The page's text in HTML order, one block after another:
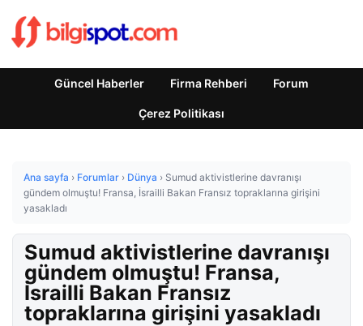
Güncel Haberler Firma Rehberi Forum
Çerez Politikası
Ana sayfa › Forumlar › Dünya › Sumud aktivistlerine davranışı
gündem olmuştu! Fransa, İsrailli Bakan Fransız topraklarına girişini
yasakladı
Sumud aktivistlerine davranışı
gündem olmuştu! Fransa,
İsrailli Bakan Fransız
topraklarına girişini yasakladı